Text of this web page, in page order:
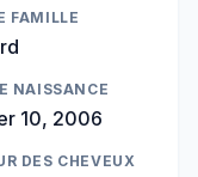
FAMILLE
NAISSANCE
10, 2006
DES CHEVEUX